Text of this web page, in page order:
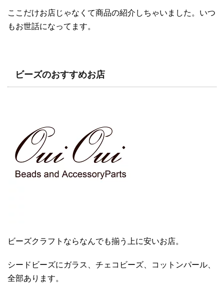
ここだけお店じゃなくて商品の紹介しちゃいました。いつ
もお世話になってます。
ビーズのおすすめお店
ビーズクラフトならなんでも揃う上に安いお店。
シードビーズにガラス、チェコビーズ、コットンパール、
全部あります。